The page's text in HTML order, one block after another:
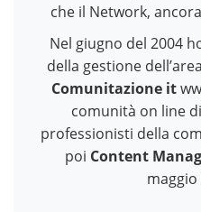
che il Network,
Nel giugno del 2004
della gestione
Comunitazione it
comunità on line
professionisti della
poi Content
maggio